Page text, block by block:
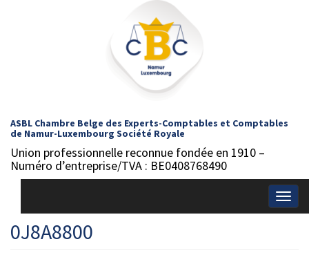
ASBL Chambre Belge des Experts-Comptables et Comptables
de Namur-Luxembourg Société Royale
Union professionnelle reconnue fondée en 1910 –
Numéro d’entreprise/TVA : BE0408768490
0J8A8800